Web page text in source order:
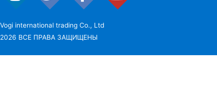
Vogi international trading Co., Ltd
2026 ВСЕ ПРАВА ЗАЩИЩЕНЫ